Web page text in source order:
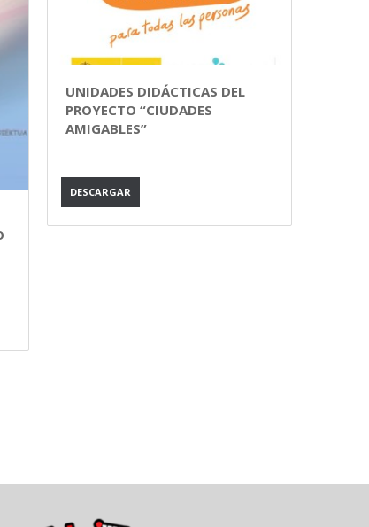
UNIDADES DIDÁCTICAS DEL
PROYECTO “CIUDADES
AMIGABLES”
DESCARGAR